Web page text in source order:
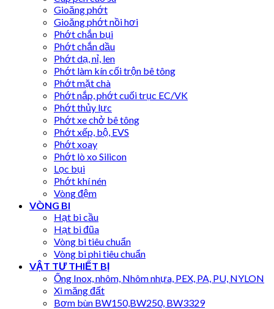
Gioăng phớt
Gioăng phớt nồi hơi
Phớt chắn bụi
Phớt chắn dầu
Phớt dạ, nỉ, len
Phớt làm kín cối trộn bê tông
Phớt mặt chà
Phớt nắp, phớt cuối trục EC/VK
Phớt thủy lực
Phớt xe chở bê tông
Phớt xếp, bộ, EVS
Phớt xoay
Phớt lò xo Silicon
Lọc bụi
Phớt khí nén
Vòng đệm
VÒNG BI
Hạt bi cầu
Hạt bi đũa
Vòng bi tiêu chuẩn
Vòng bi phi tiêu chuẩn
VẬT TƯ THIẾT BỊ
Ống Inox, nhôm, Nhôm nhựa, PEX, PA, PU, NYLON
Xi măng đất
Bơm bùn BW150,BW250, BW3329